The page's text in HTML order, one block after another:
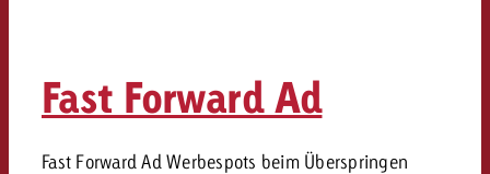
Fast Forward Ad
Fast Forward Ad Werbespots beim Überspringen